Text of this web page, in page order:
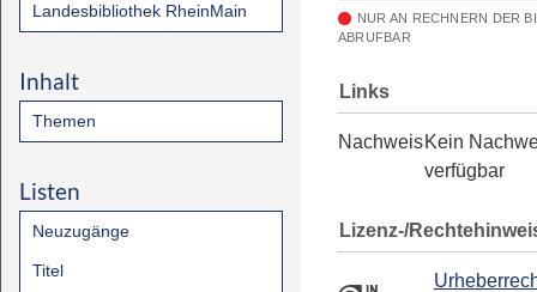
Landesbibliothek RheinMain
Inhalt
Themen
Listen
Neuzugänge
Titel
NUR AN RECHNERN DER
ABRUFBAR
Links
NachweisKein
verfügbar
Lizenz-/